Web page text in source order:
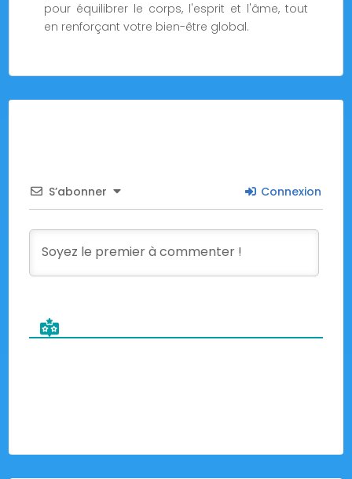
pour équilibrer le corps, l'esprit et l'âme, tout
en renforçant votre bien-être global.
S’abonner Connexion